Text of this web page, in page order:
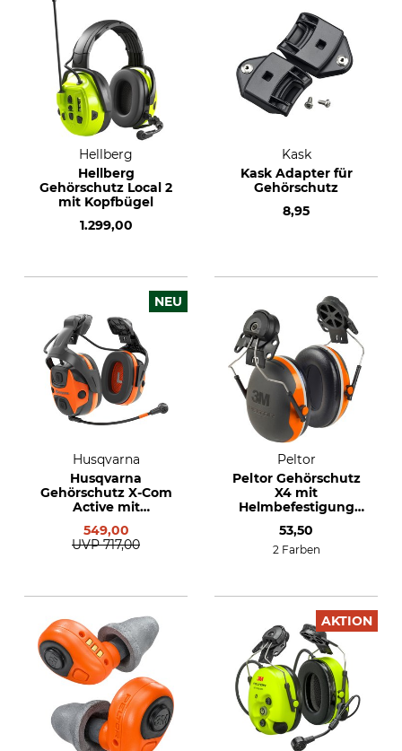
Hellberg
Hellberg
Gehörschutz Local 2
mit Kopfbügel
1.299,00
Kask
Kask Adapter für
Gehörschutz
8,95
NEU
Husqvarna
Husqvarna
Gehörschutz X-Com
Active mit
549,00
UVP 717,00
Peltor
Peltor Gehörschutz
X4 mit
Helmbefestigung
53,50
2 Farben
AKTION